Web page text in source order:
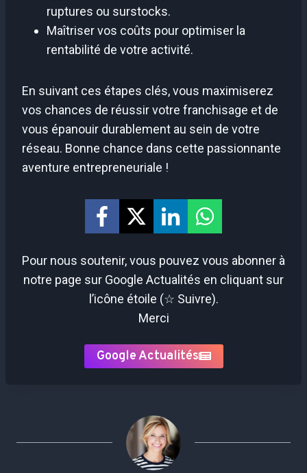
ruptures ou surstocks.
Maîtriser vos coûts pour optimiser la
rentabilité de votre activité.
En suivant ces étapes clés, vous maximiserez
vos chances de réussir votre franchisage et de
vous épanouir durablement au sein de votre
réseau. Bonne chance dans cette passionnante
aventure entrepreneuriale !
Pour nous soutenir, vous pouvez vous abonner à
notre page sur Google Actualités en cliquant sur
l’icône étoile (☆ Suivre).
Merci
Google Actualités